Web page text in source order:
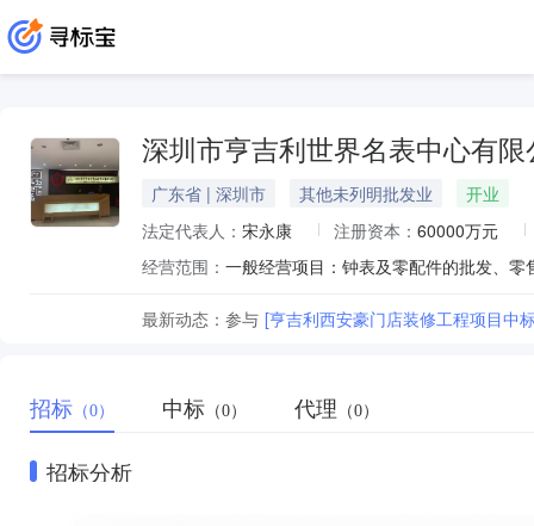
深圳市亨吉利世界名表中心有限
广东省 | 深圳市 其他未列明批发业
开业
法定代表人： 宋永康 注册资本： 60000万元
经营范围：
最新动态： 参与 [亨吉利西安豪门店装修工程项目中
招标 （0） 中标 （0） 代理 （0）
招标分析